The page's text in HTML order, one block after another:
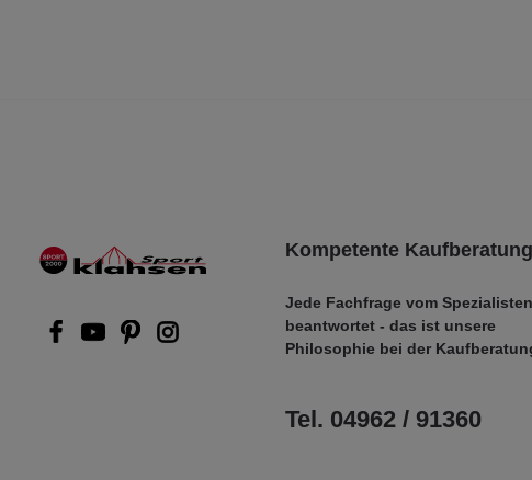
Kompetente Kaufberatung
Jede Fachfrage vom Spezialisten
beantwortet - das ist unsere
Philosophie bei der
Tel. 04962 / 91360